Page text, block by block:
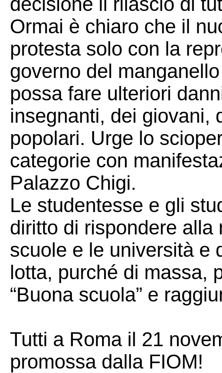
Ormai è chiaro che il
protesta solo con la
governo del
possa fare ulteriori
insegnanti, dei giovani,
popolari. Urge lo
categorie con
Palazzo Chigi.
Le studentesse e gli
diritto di rispondere
scuole e le università e
lotta, purché di massa,
“Buona scuola” e
Tutti a Roma il 21
promossa dalla FIOM!